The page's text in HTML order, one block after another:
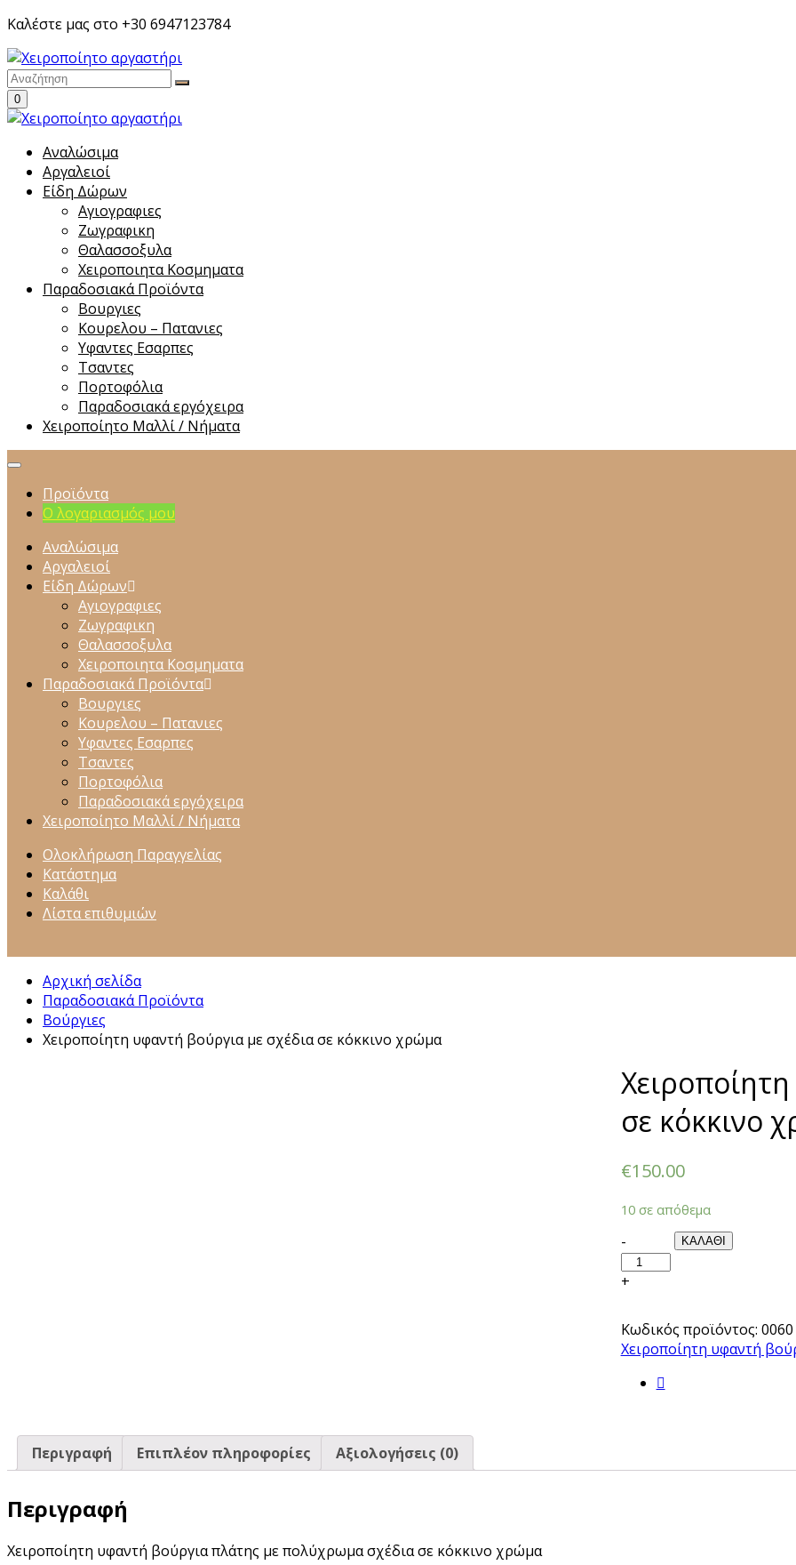
Skip
content
Καλέστε μας στο +30 6947123784
0
Αναλώσιμα
Αργαλειοί
Είδη Δώρων
Αγιογραφιες
Ζωγραφικη
Θαλασσοξυλα
Χειροποιητα Κοσμηματα
Παραδοσιακά Προϊόντα
Βουργιες
Κουρελου – Πατανιες
Υφαντες Εσαρπες
Τσαντες
Πορτοφόλια
Παραδοσιακά εργόχειρα
Χειροποίητο Μαλλί / Νήματα
Προϊόντα
Ο λογαριασμός μου
Αναλώσιμα
Αργαλειοί
Είδη Δώρων
Αγιογραφιες
Ζωγραφικη
Θαλασσοξυλα
Χειροποιητα Κοσμηματα
Παραδοσιακά Προϊόντα
Βουργιες
Κουρελου – Πατανιες
Υφαντες Εσαρπες
Τσαντες
Πορτοφόλια
Παραδοσιακά εργόχειρα
Χειροποίητο Μαλλί / Νήματα
Ολοκλήρωση Παραγγελίας
Κατάστημα
Καλάθι
Λίστα επιθυμιών
Αρχική σελίδα
Παραδοσιακά Προϊόντα
Βούργιες
Χειροποίητη υφαντή βούργια με σχέδια σε κόκκινο χρώμα
σε κόκκινο
€150.00
10 σε απόθεμα
Quantity
-
+
ΚΑΛΑΘΙ
Κωδικός προϊόντος: 0060
Χειροποίητη υφαντή
Περιγραφή Επιπλέον πληροφορίες Αξιολογήσεις (0)
Περιγραφή
Χειροποίητη υφαντή βούργια πλάτης με πολύχρωμα σχέδια σε κόκκινο χρώμα